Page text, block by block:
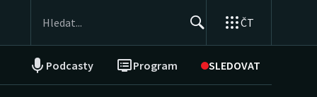
ČT
Podcasty Program SLEDOVAT
NEPŘEHLÉDNĚTE